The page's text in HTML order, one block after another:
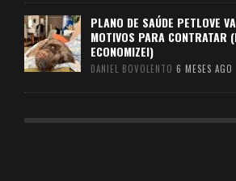
PLANO DE SAÚDE PETLOVE
MOTIVOS PARA CONTRATAR
ECONOMIZEI)
DANIEL BOVOLENTO 6 MESES AGO